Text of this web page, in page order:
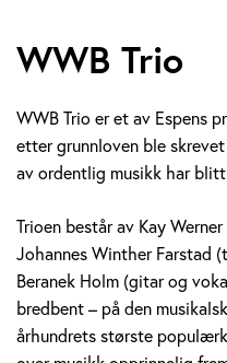
WWB Trio
WWB Trio er et av Espens
etter grunnloven ble
av ordentlig musikk har
Trioen består av Kay
Johannes Winther Farstad
Beranek Holm (gitar og
bredbent – på den
århundrets største